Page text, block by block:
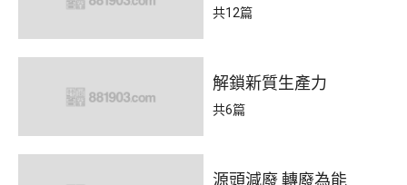
共12篇
解鎖新質生產力
共6篇
源頭減廢 轉廢為能